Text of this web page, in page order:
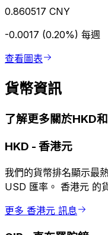
0.860517 CNY
-0.0017 (0.20%) 每週
查看圖表
貨幣資訊
了解更多關於HKD
HKD - 香港元
我們的貨幣排名顯示最
USD 匯率。 香港元 的
更多 香港元 訊息